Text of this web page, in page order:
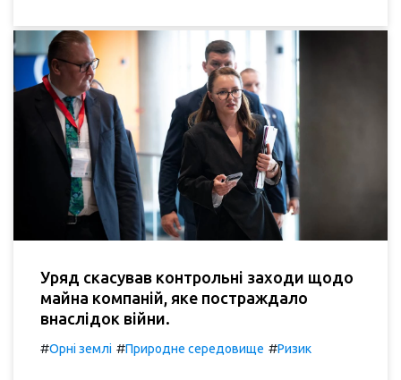
Уряд скасував контрольні заходи щодо
майна компаній, яке постраждало
внаслідок війни.
#Орні землі #Природне середовище #Ризик